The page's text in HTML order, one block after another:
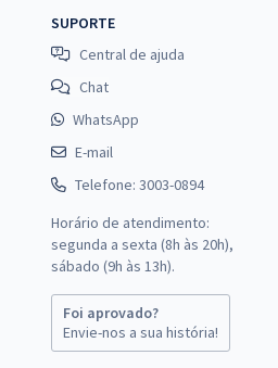
SUPORTE
Central de ajuda
Chat
WhatsApp
E-mail
Telefone: 3003-0894
Horário de atendimento:
segunda a sexta (8h às 20h),
sábado (9h às 13h).
Foi aprovado?
Envie-nos a sua história!